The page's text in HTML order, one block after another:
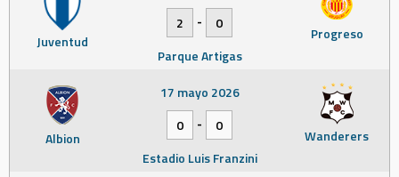
Juventud Progreso
2 -
0
Parque Artigas
Albion Wanderers
17 mayo 2026
0
-
0
Estadio Luis Franzini